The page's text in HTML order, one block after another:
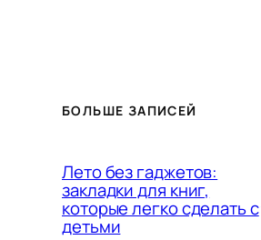
БОЛЬШЕ ЗАПИСЕЙ
Лето без гаджетов:
закладки для книг,
которые легко сделать с
детьми